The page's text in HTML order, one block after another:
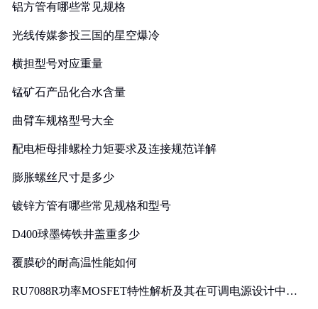
铝方管有哪些常见规格
光线传媒参投三国的星空爆冷
横担型号对应重量
锰矿石产品化合水含量
曲臂车规格型号大全
配电柜母排螺栓力矩要求及连接规范详解
膨胀螺丝尺寸是多少
镀锌方管有哪些常见规格和型号
D400球墨铸铁井盖重多少
覆膜砂的耐高温性能如何
RU7088R功率MOSFET特性解析及其在可调电源设计中的